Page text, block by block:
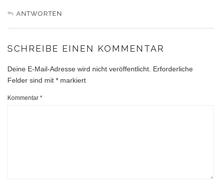
ANTWORTEN
SCHREIBE EINEN KOMMENTAR
Deine E-Mail-Adresse wird nicht veröffentlicht. Erforderliche
Felder sind mit * markiert
Kommentar *